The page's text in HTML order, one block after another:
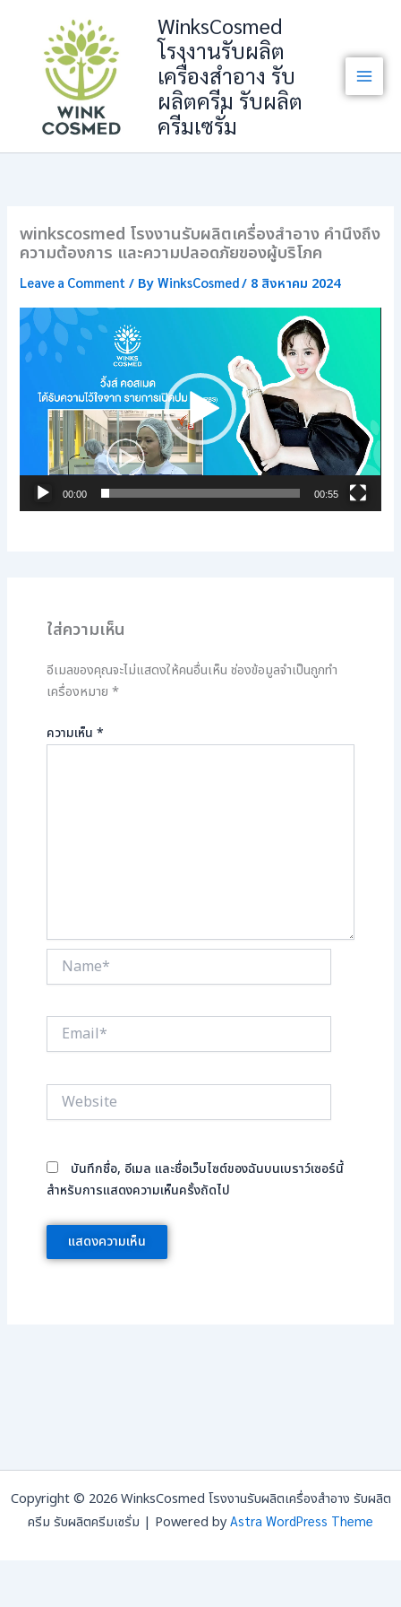
content
WinksCosmed
โรงงานรับผลิต
เครื่องสำอาง รับ
ผลิตครีม รับผลิต
ครีมเซรั่ม
winkscosmed โรงงานรับผลิตเครื่องสำอาง คำนึงถึง
ความต้องการ และความปลอดภัยของผู้บริโภค
Leave a Comment / ByWinksCosmed/ 8 สิงหาคม 2024
ตัว
เล่น
ไฟล์
00:00 00:55
ใส่ความเห็น
อีเมลของคุณจะไม่แสดงให้คนอื่นเห็น ช่องข้อมูลจำเป็นถูกทำ
เครื่องหมาย *
ความเห็น *
Name*
Email*
Website
บันทึกชื่อ, อีเมล และชื่อเว็บไซต์ของฉันบนเบราว์เซอร์นี้
สำหรับการแสดงความเห็นครั้งถัดไป
Copyright © 2026 WinksCosmed โรงงานรับผลิตเครื่องสำอาง รับผลิต
ครีม รับผลิตครีมเซรั่ม | Powered by Astra WordPress Theme